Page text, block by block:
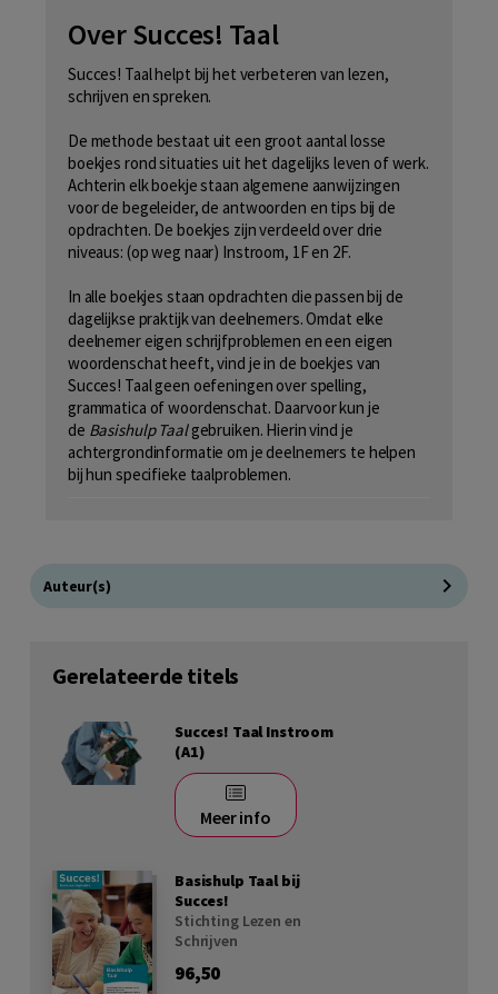
Over Succes! Taal
Succes! Taal helpt bij het verbeteren van lezen,
schrijven en spreken.
De methode bestaat uit een groot aantal losse
boekjes rond situaties uit het dagelijks leven of werk.
Achterin elk boekje staan algemene aanwijzingen
voor de begeleider, de antwoorden en tips bij de
opdrachten. De boekjes zijn verdeeld over drie
niveaus: (op weg naar) Instroom, 1F en 2F.
In alle boekjes staan opdrachten die passen bij de
dagelijkse praktijk van deelnemers. Omdat elke
deelnemer eigen schrijfproblemen en een eigen
woordenschat heeft, vind je in de boekjes van
Succes! Taal geen oefeningen over spelling,
grammatica of woordenschat. Daarvoor kun je
de Basishulp Taalgebruiken. Hierin vind je
achtergrondinformatie om je deelnemers te helpen
bij hun specifieke taalproblemen.
Auteur(s)
Gerelateerde titels
Succes! Taal Instroom
(A1)
Meer info
Basishulp Taal bij
Succes!
Stichting Lezen en
Schrijven
96,50